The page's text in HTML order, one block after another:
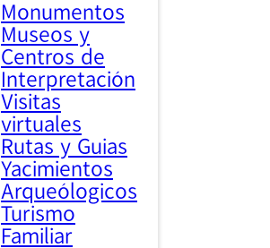
Monumentos
Museos y
Centros de
Interpretación
Visitas
virtuales
Rutas y Guias
Yacimientos
Arqueólogicos
Turismo
Familiar